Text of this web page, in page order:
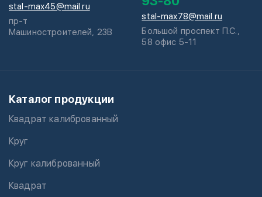
stal-max45@mail.ru
пр-т
Машиностроителей, 23В
stal-max78@mail.ru
Большой проспект П.С.,
58 офис 5-11
Каталог продукции
Квадрат калиброванный
Круг
Круг калиброванный
Квадрат